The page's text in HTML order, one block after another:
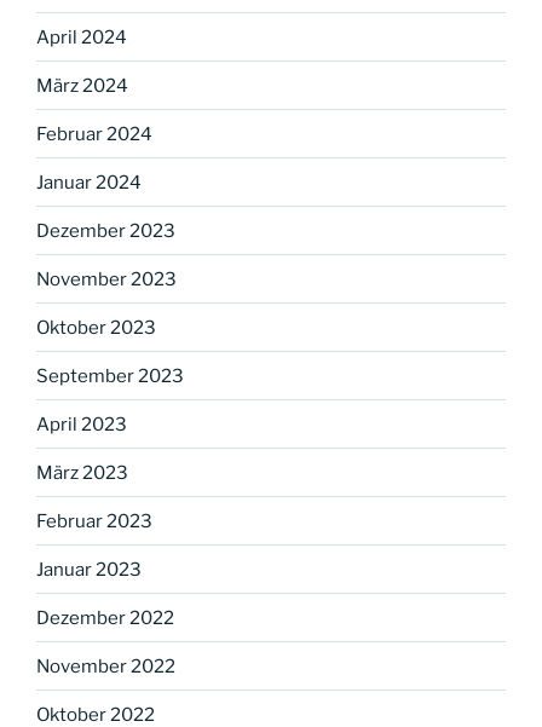
April 2024
März 2024
Februar 2024
Januar 2024
Dezember 2023
November 2023
Oktober 2023
September 2023
April 2023
März 2023
Februar 2023
Januar 2023
Dezember 2022
November 2022
Oktober 2022